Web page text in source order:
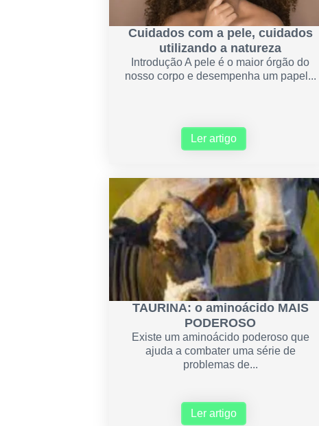
Cuidados com a pele, cuidados
utilizando a natureza
Introdução A pele é o maior órgão do
nosso corpo e desempenha um papel...
Ler artigo
TAURINA: o aminoácido MAIS
PODEROSO
Existe um aminoácido poderoso que
ajuda a combater uma série de
problemas de...
Ler artigo